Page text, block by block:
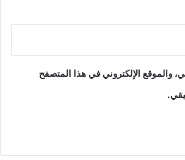
والموقع الإلكتروني في هذا المتصفح